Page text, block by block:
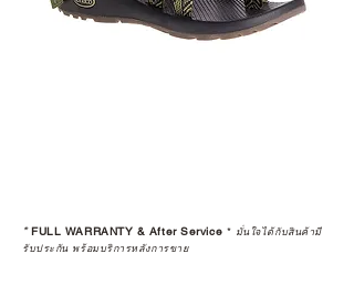
*FULL WARRANTY & After Service * มั่นใจได้กับสินค้ามี
รับประกัน พร้อมบริการหลังการขาย